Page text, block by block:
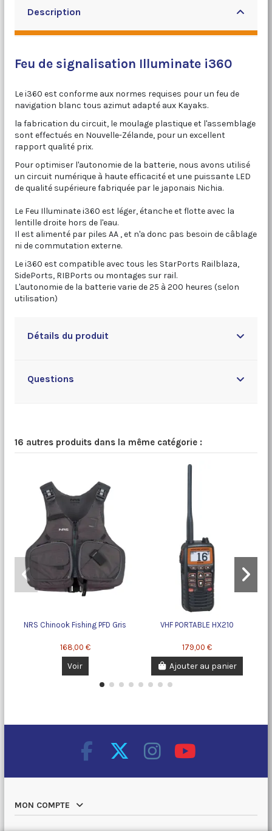
Description
Feu de signalisation Illuminate i360
Le i360 est conforme aux normes requises pour un feu de
navigation blanc tous azimut adapté aux Kayaks.
la fabrication du circuit, le moulage plastique et l'assemblage
sont effectués en Nouvelle-Zélande, pour un excellent
rapport qualité prix.
Pour optimiser l'autonomie de la batterie, nous avons utilisé
un circuit numérique à haute efficacité et une puissante LED
de qualité supérieure fabriquée par le japonais Nichia.
Le Feu Illuminate i360 est léger, étanche et flotte avec la
lentille droite hors de l'eau.
Il est alimenté par piles AA , et n'a donc pas besoin de câblage
ni de commutation externe.
Le i360 est compatible avec tous les StarPorts Railblaza,
SidePorts, RIBPorts ou montages sur rail.
L'autonomie de la batterie varie de 25 à 200 heures (selon
utilisation)
Détails du produit
Questions
16 autres produits dans la même catégorie :
NRS Chinook Fishing PFD Gris
168,00 €
Voir
VHF PORTABLE HX210
179,00 €
Ajouter au panier
MON COMPTE